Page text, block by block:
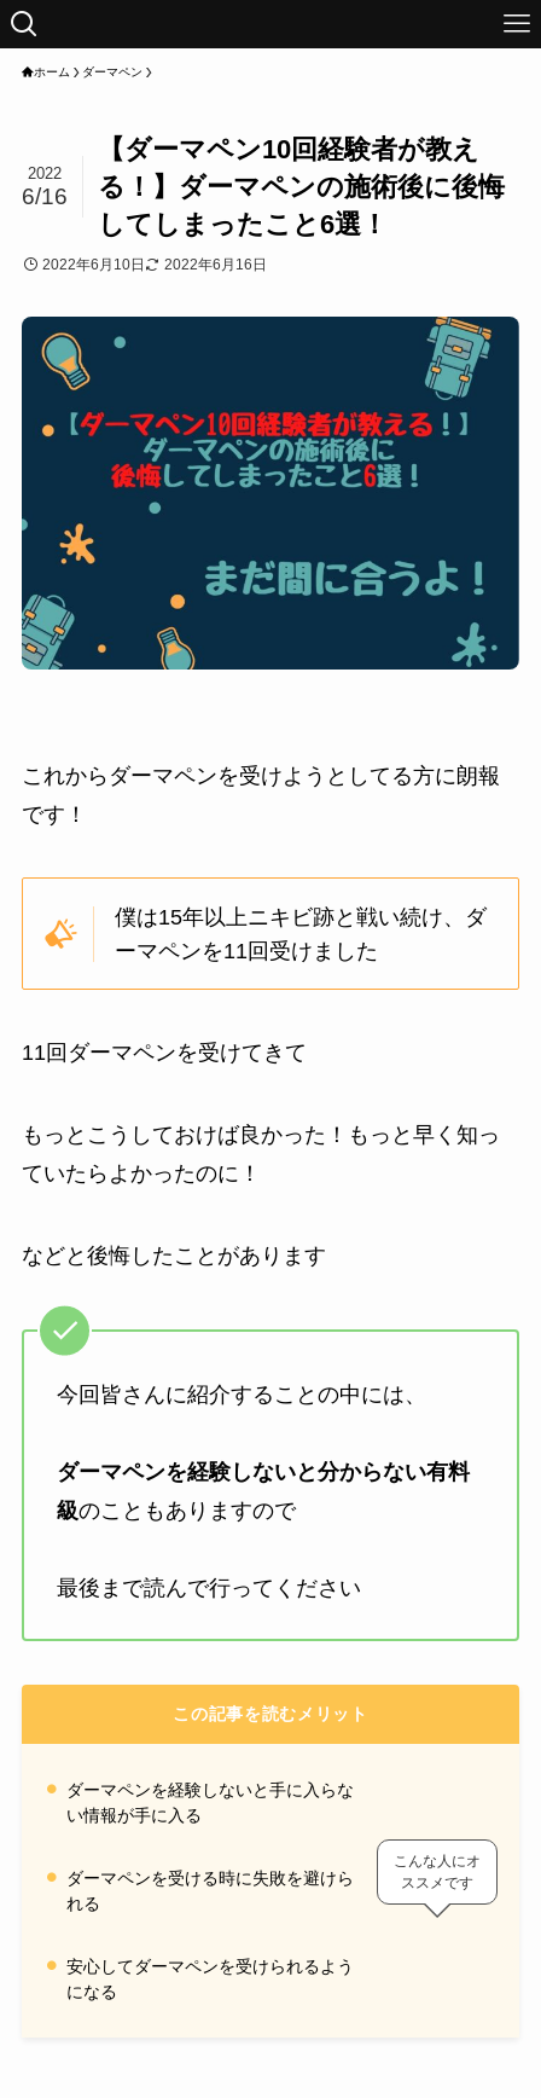
ホーム ダーマペン
【ダーマペン10回経験者が教え
る！】ダーマペンの施術後に後悔
してしまったこと6選！
2022
6/16
2022年6月10日 2022年6月16日
これからダーマペンを受けようとしてる方に朗報
です！
僕は15年以上ニキビ跡と戦い続け、ダ
ーマペンを11回受けました
11回ダーマペンを受けてきて
もっとこうしておけば良かった！もっと早く知っ
ていたらよかったのに！
などと後悔したことがあります
今回皆さんに紹介することの中には、
ダーマペンを経験しないと分からない有料
級のこともありますので
最後まで読んで行ってください
この記事を読むメリット
ダーマペンを経験しないと手に入らな
い情報が手に入る
ダーマペンを受ける時に失敗を避けら
れる
安心してダーマペンを受けられるよう
になる
こんな人にオ
ススメです